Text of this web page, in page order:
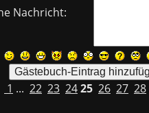
Nachricht:
1 ... 22 23 2425 26 27 28